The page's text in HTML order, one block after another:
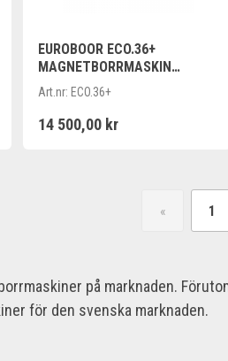
EUROBOOR ECO.36+
MAGNETBORRMASKIN
KOMPAKT
Art.nr: ECO.36+
14 500,00 kr
« 1
på marknaden.
för den svenska marknaden.